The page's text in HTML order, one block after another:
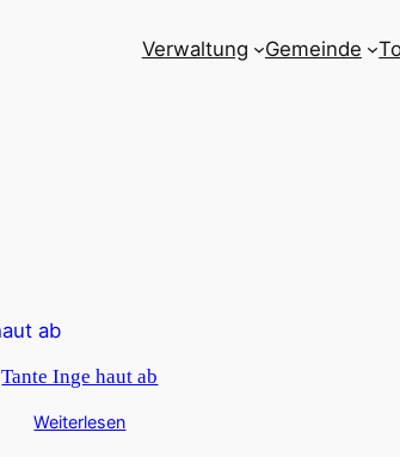
Verwaltung Gemeinde
Tante Inge haut ab
Weiterlesen